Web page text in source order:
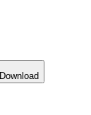
Download